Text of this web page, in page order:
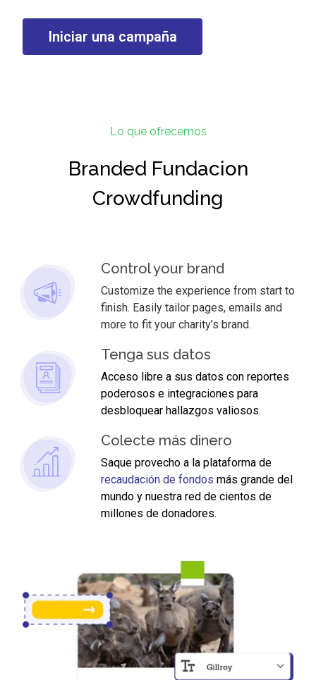
Iniciar una campaña
Lo que ofrecemos
Branded Fundacion
Crowdfunding
Control your brand
Customize the experience from start to
finish. Easily tailor pages, emails and
more to fit your charity’s brand.
Tenga sus datos
Acceso libre a sus datos con reportes
poderosos e integraciones para
desbloquear hallazgos valiosos.
Colecte más dinero
Saque provecho a la plataforma de
recaudación de fondos más grande del
mundo y nuestra red de cientos de
millones de donadores.